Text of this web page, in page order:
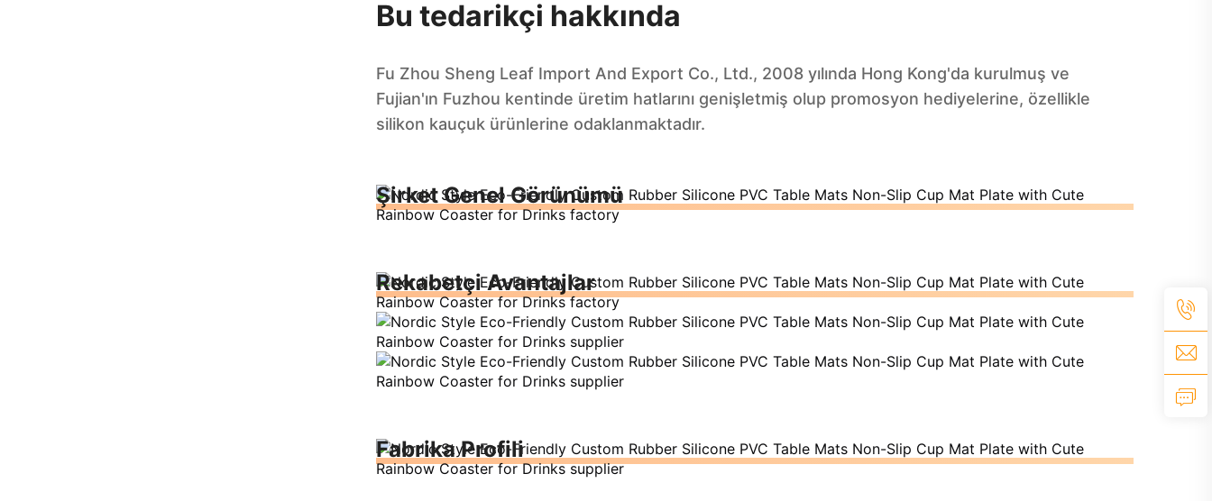
Bu tedarikçi hakkında
Fu Zhou Sheng Leaf Import And Export Co., Ltd., 2008 yılında Hong Kong'da kurulmuş ve
Fujian'ın Fuzhou kentinde üretim hatlarını genişletmiş olup promosyon hediyelerine, özellikle
silikon kauçuk ürünlerine odaklanmaktadır.
Şirket Genel Görünümü
Rekabetçi Avantajlar
Fabrika Profili